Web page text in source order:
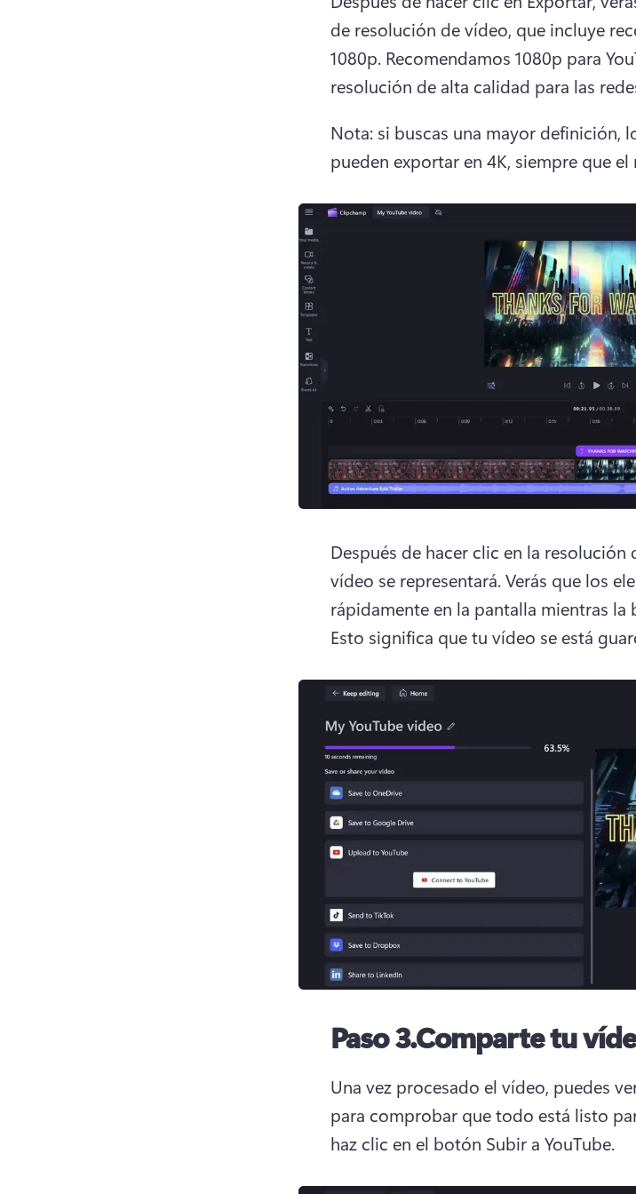
de resolución de vídeo, que incluye
1080p. Recomendamos 1080p para
resolución de alta calidad para las
Nota: si buscas una mayor definición,
pueden exportar en 4K, siempre que
Después de hacer clic en la resolución
vídeo se representará. Verás que los
Esto significa que tu vídeo se está
Paso 3.Comparte tu
Una vez procesado el vídeo, puedes
para comprobar que todo está listo
haz clic en el botón Subir a YouTube.